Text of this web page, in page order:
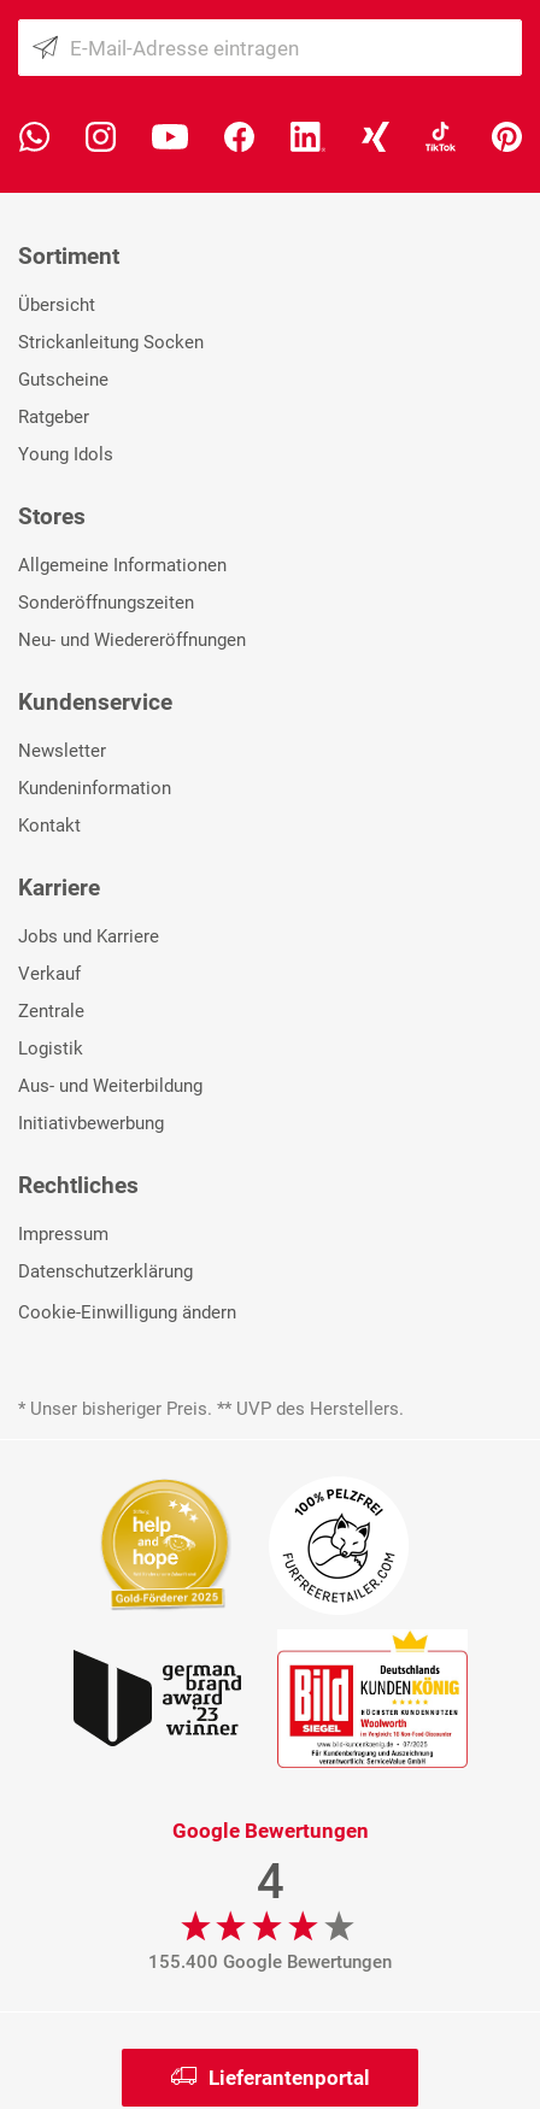
Sortiment
Übersicht
Strickanleitung Socken
Gutscheine
Ratgeber
Young Idols
Stores
Allgemeine Informationen
Sonderöffnungszeiten
Neu- und Wiedereröffnungen
Kundenservice
Newsletter
Kundeninformation
Kontakt
Karriere
Jobs und Karriere
Verkauf
Zentrale
Logistik
Aus- und Weiterbildung
Initiativbewerbung
Rechtliches
Impressum
Datenschutzerklärung
Cookie-Einwilligung ändern
* Unser bisheriger Preis. ** UVP des Herstellers.
Google Bewertungen
4
155.400 Google Bewertungen
Lieferantenportal